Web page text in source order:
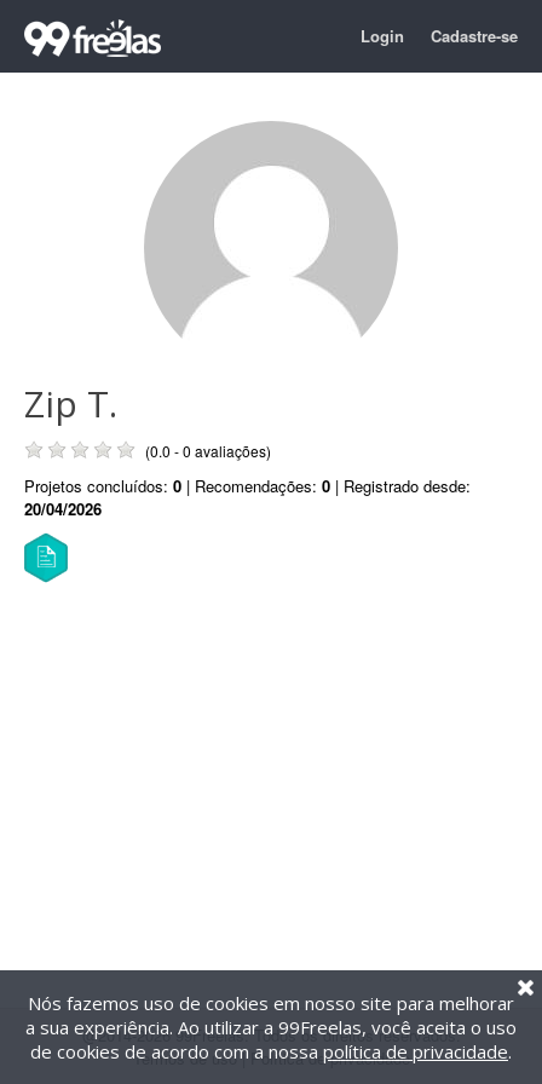
Login Cadastre-se
Zip T.
(0.0 - 0 avaliações)
Projetos concluídos: 0 | Recomendações: 0 | Registrado desde:
20/04/2026
@2014-2026 99Freelas. Todos os direitos reservados.
Termos de uso| Política de privacidade
Nós fazemos uso de cookies em nosso site para melhorar
a sua experiência. Ao utilizar a 99Freelas, você aceita o uso
de cookies de acordo com a nossa política de privacidade.